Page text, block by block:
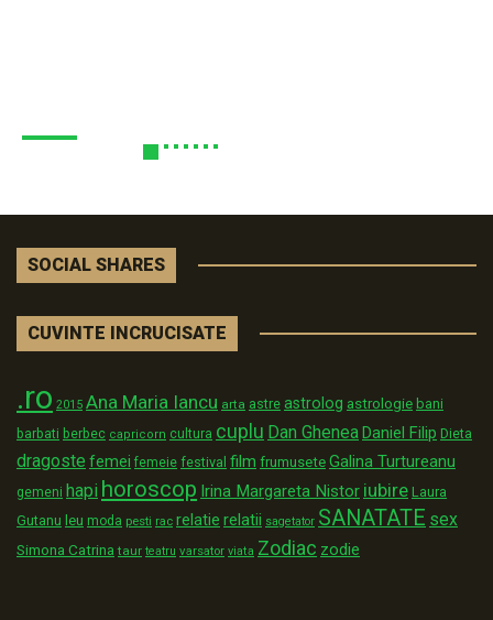
SOCIAL SHARES
CUVINTE INCRUCISATE
.ro 2015 Ana Maria Iancu arta astre astrolog astrologie bani
barbati berbec capricorn cultura cuplu Dan GheneaDaniel Filip Dieta
dragoste femei femeie festival film frumusete Galina Turtureanu
gemeni hapi horoscop Irina Margareta Nistor iubire Laura
Gutanu leu moda pesti rac relatie relatii sagetator SANATATE sex
Simona Catrina taur teatru varsator viata Zodiac zodie